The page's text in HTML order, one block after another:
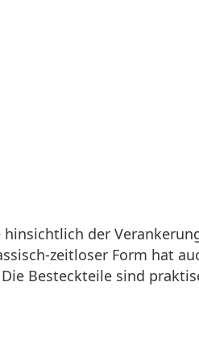
der
zeitloser Form hat
Besteckteile sind